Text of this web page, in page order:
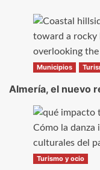
Municipios
Almería, el nuevo
Turismo y ocio